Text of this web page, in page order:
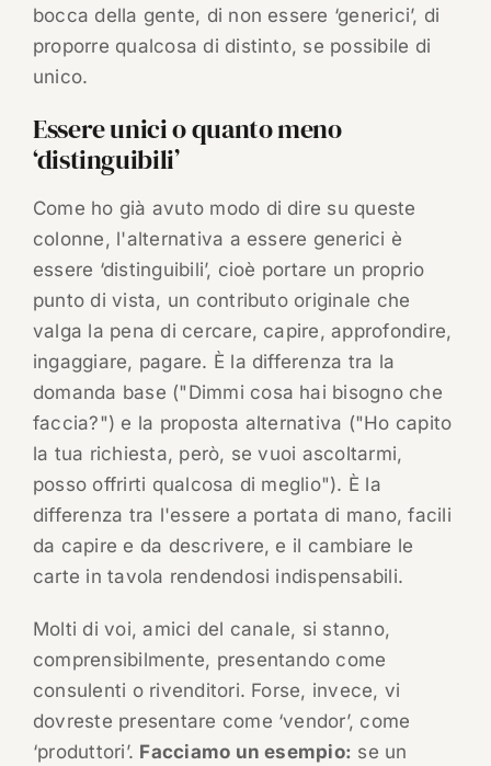
bocca della gente, di non essere ‘generici’, di
proporre qualcosa di distinto, se possibile di
unico.
Essere unici o quanto meno
‘distinguibili’
Come ho già avuto modo di dire su queste
colonne, l'alternativa a essere generici è
essere ‘distinguibili’, cioè portare un proprio
punto di vista, un contributo originale che
valga la pena di cercare, capire, approfondire,
ingaggiare, pagare. È la differenza tra la
domanda base ("Dimmi cosa hai bisogno che
faccia?") e la proposta alternativa ("Ho capito
la tua richiesta, però, se vuoi ascoltarmi,
posso offrirti qualcosa di meglio"). È la
differenza tra l'essere a portata di mano, facili
da capire e da descrivere, e il cambiare le
carte in tavola rendendosi indispensabili.
Molti di voi, amici del canale, si stanno,
comprensibilmente, presentando come
consulenti o rivenditori. Forse, invece, vi
dovreste presentare come ‘vendor’, come
‘produttori’. Facciamo un esempio: se un